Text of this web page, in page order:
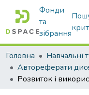
Фонди
та
зібрання
Головна